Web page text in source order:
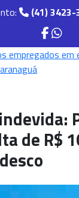
(41) 3423-
de R$